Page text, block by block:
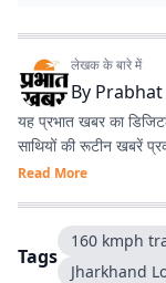
लेखक के बारे में
By
यह प्रभात खबर का
साथियों की रूटीन खबरें
Read More
Tags
160 kmph
Jharkhand